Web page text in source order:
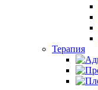
Терапия